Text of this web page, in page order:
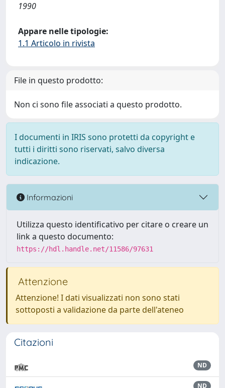
1990
Appare nelle tipologie:
1.1 Articolo in rivista
File in questo prodotto:
Non ci sono file associati a questo prodotto.
I documenti in IRIS sono protetti da copyright e
tutti i diritti sono riservati, salvo diversa
indicazione.
Informazioni
Utilizza questo identificativo per citare o creare un
link a questo documento:
https://hdl.handle.net/11586/97631
Attenzione
Attenzione! I dati visualizzati non sono stati
sottoposti a validazione da parte dell'ateneo
Citazioni
ND
ND